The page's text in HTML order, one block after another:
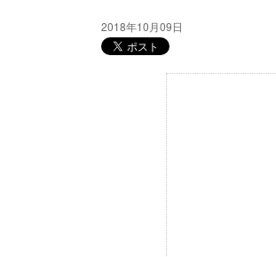
2018年10月09日